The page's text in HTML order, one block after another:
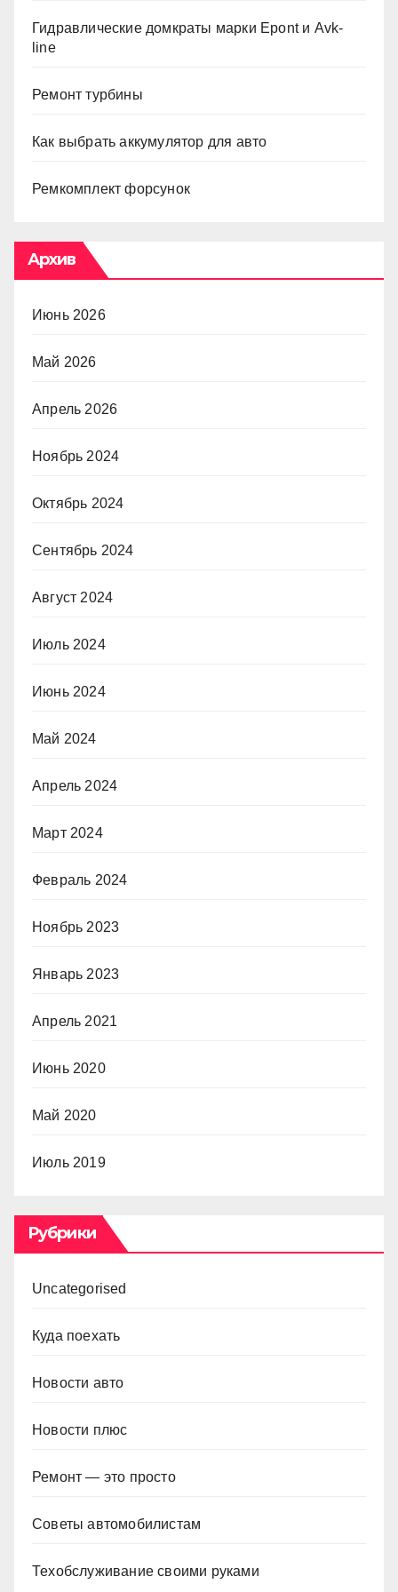
Гидравлические домкраты марки Epont и Avk-
line
Ремонт турбины
Как выбрать аккумулятор для авто
Ремкомплект форсунок
Архив
Июнь 2026
Май 2026
Апрель 2026
Ноябрь 2024
Октябрь 2024
Сентябрь 2024
Август 2024
Июль 2024
Июнь 2024
Май 2024
Апрель 2024
Март 2024
Февраль 2024
Ноябрь 2023
Январь 2023
Апрель 2021
Июнь 2020
Май 2020
Июль 2019
Рубрики
Uncategorised
Куда поехать
Новости авто
Новости плюс
Ремонт — это просто
Советы автомобилистам
Техобслуживание своими руками